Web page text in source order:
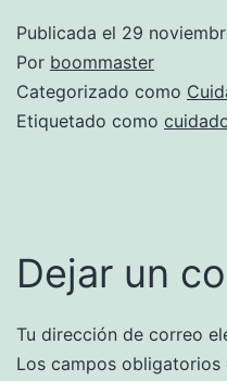
Publicada el 29
Por boommaster
Categorizado como
Etiquetado como
Dejar un
Tu dirección de correo
Los campos obligatorios